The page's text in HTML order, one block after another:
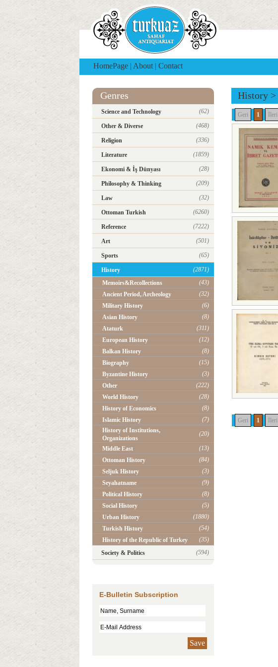
HomePage | About | Contact
Genres
Science and Technology (62)
Other & Diverse (468)
Religion (336)
Literature (1859)
Ekonomi & İş Dünyası (28)
Philosophy & Thinking (209)
Law (32)
Ottoman Turkish (6260)
Reference (7222)
Art (501)
Sports (65)
History
(2871)
Memoirs&Recollections
(43)
Ancient Period, Archeology
(32)
Military History
(6)
Asian History
(8)
Ataturk
(311)
European History
(12)
Balkan History
(8)
Biography
(15)
Byzantine History
(3)
Other
(222)
World History
(28)
History of Economics
(8)
Islamic History
(7)
History of Institutions,
Organizations
(20)
Middle East
(13)
Ottoman History
(84)
Seljuk History
(3)
Seyahatname
(9)
Political History
(8)
Social History
(5)
Urban History
(1880)
Turkish History
(54)
History of the Republic of Turkey
(35)
Society & Politics
(594)
E-Bulletin Subscription
Save
History >
Geri 1 İleri
Geri 1 İleri